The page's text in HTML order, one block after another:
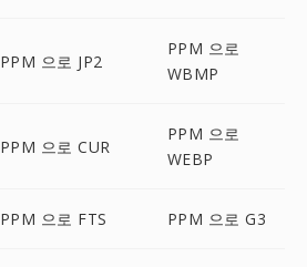
PPM 으로 JP2
PPM 으로
WBMP
PPM 으로 CUR
PPM 으로
WEBP
PPM 으로 FTS PPM 으로 G3